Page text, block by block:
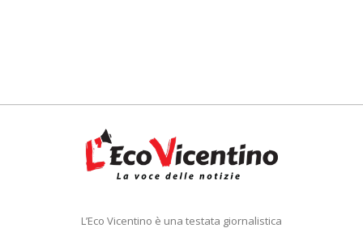
L’Eco Vicentino è una testata giornalistica